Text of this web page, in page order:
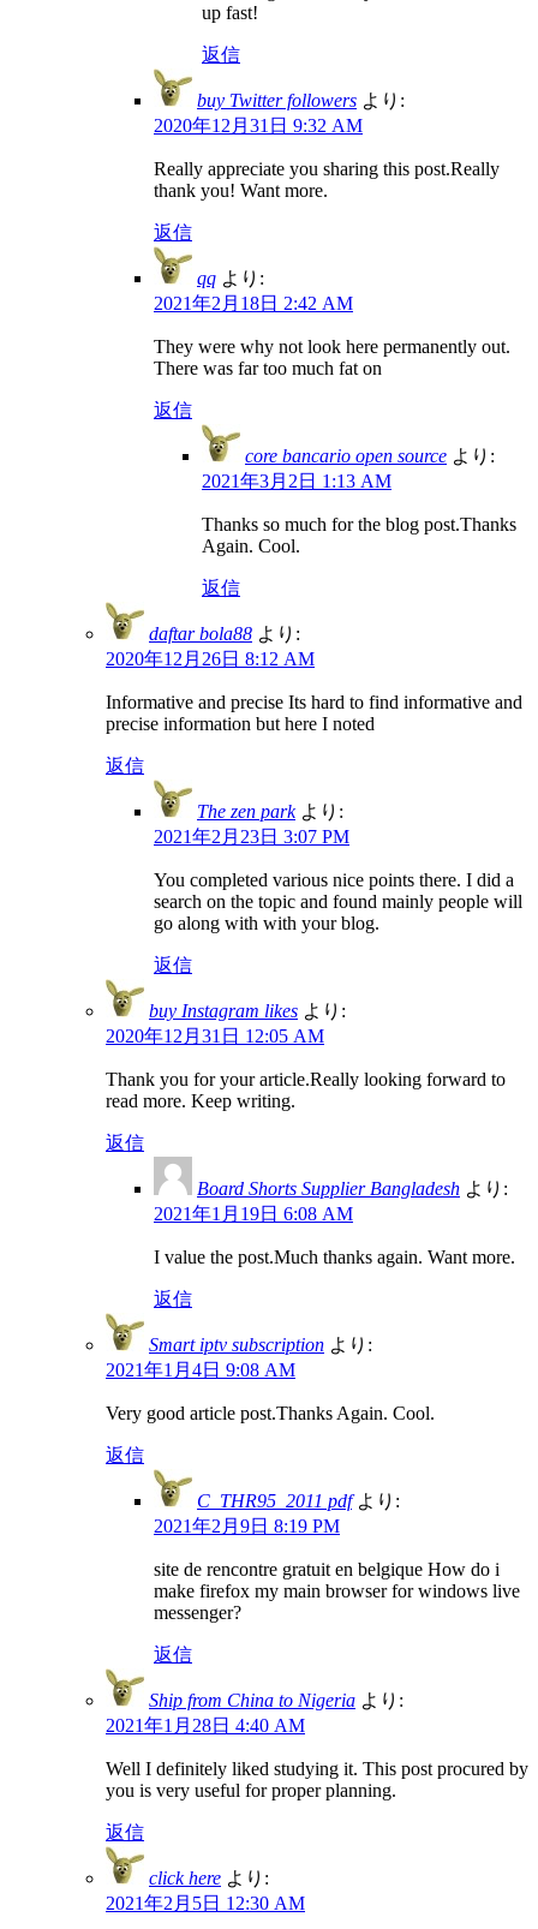
up fast!
返信
buy Twitter followers より:
2020年12月31日 9:32 AM
Really appreciate you sharing this post.Really
thank you! Want more.
返信
qq より:
2021年2月18日 2:42 AM
They were why not look here permanently out.
There was far too much fat on
返信
core bancario open source より:
2021年3月2日 1:13 AM
Thanks so much for the blog post.Thanks
Again. Cool.
返信
daftar bola88 より:
2020年12月26日 8:12 AM
Informative and precise Its hard to find informative and
precise information but here I noted
返信
The zen park より:
2021年2月23日 3:07 PM
You completed various nice points there. I did a
search on the topic and found mainly people will
go along with with your blog.
返信
buy Instagram likes より:
2020年12月31日 12:05 AM
Thank you for your article.Really looking forward to
read more. Keep writing.
返信
Board Shorts Supplier Bangladesh より:
2021年1月19日 6:08 AM
I value the post.Much thanks again. Want more.
返信
Smart iptv subscription より:
2021年1月4日 9:08 AM
Very good article post.Thanks Again. Cool.
返信
C_THR95_2011 pdf より:
2021年2月9日 8:19 PM
site de rencontre gratuit en belgique How do i
make firefox my main browser for windows live
messenger?
返信
Ship from China to Nigeria より:
2021年1月28日 4:40 AM
Well I definitely liked studying it. This post procured by
you is very useful for proper planning.
返信
click here より:
2021年2月5日 12:30 AM